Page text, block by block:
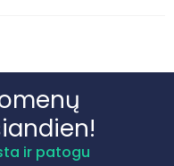
ir patogu